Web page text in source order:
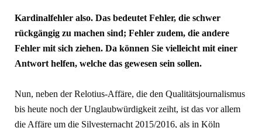
Kardinalfehler also. Das bedeutet Fehler, die schwer
rückgängig zu machen sind; Fehler zudem, die andere
Fehler mit sich ziehen. Da können Sie vielleicht mit einer
Antwort helfen, welche das gewesen sein sollen.
Nun, neben der Relotius-Affäre, die den Qualitätsjournalismus
bis heute noch der Unglaubwürdigkeit zeiht, ist das vor allem
die Affäre um die Silvesternacht 2015/2016, als in Köln